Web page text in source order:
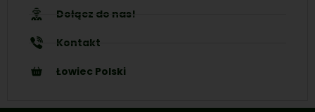
Dołącz do nas!
Kontakt
Łowiec Polski